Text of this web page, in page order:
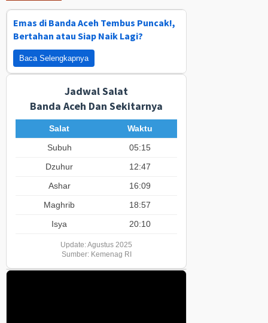
Emas di Banda Aceh Tembus Puncak!,
Bertahan atau Siap Naik Lagi?
Baca Selengkapnya
Jadwal Salat
Banda Aceh Dan Sekitarnya
Salat
Waktu
Subuh
05:15
Dzuhur
12:47
Ashar
16:09
Maghrib
18:57
Isya
20:10
Update: Agustus 2025
Sumber: Kemenag RI